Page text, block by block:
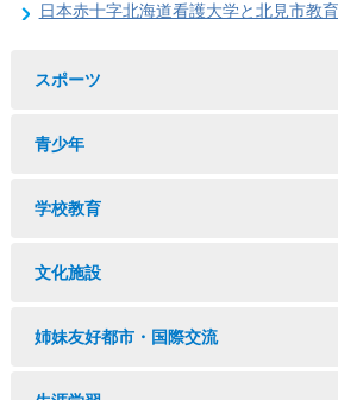
日本赤十字北海道看護大学と北見市教育委員会との
スポーツ
青少年
学校教育
文化施設
姉妹友好都市・国際交流